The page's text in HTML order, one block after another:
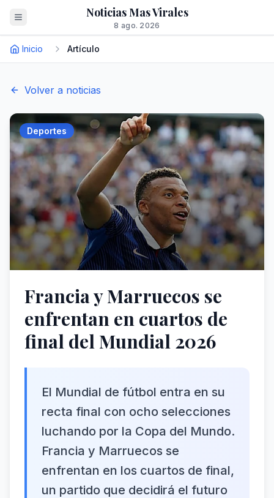
Noticias Mas Virales
8 ago. 2026
Inicio Artículo
Volver a noticias
Deportes
Francia y Marruecos se
enfrentan en cuartos de
final del Mundial 2026
El Mundial de fútbol entra en su
recta final con ocho selecciones
luchando por la Copa del Mundo.
Francia y Marruecos se
enfrentan en los cuartos de final,
un partido que decidirá el futuro